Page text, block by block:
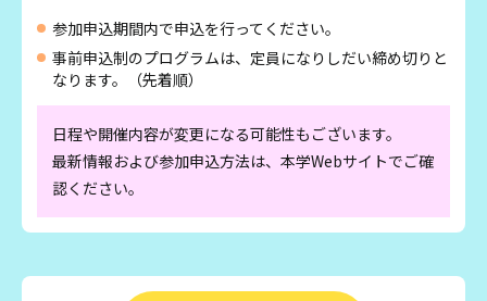
参加申込期間内で申込を行ってください。
事前申込制のプログラムは、定員になりしだい締め切りと
なります。（先着順）
日程や開催内容が変更になる可能性もございます。
最新情報および参加申込方法は、本学Webサイトでご確
認ください。